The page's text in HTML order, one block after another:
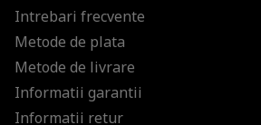
Intrebari frecvente
Metode de plata
Metode de livrare
Informatii garantii
Informatii retur